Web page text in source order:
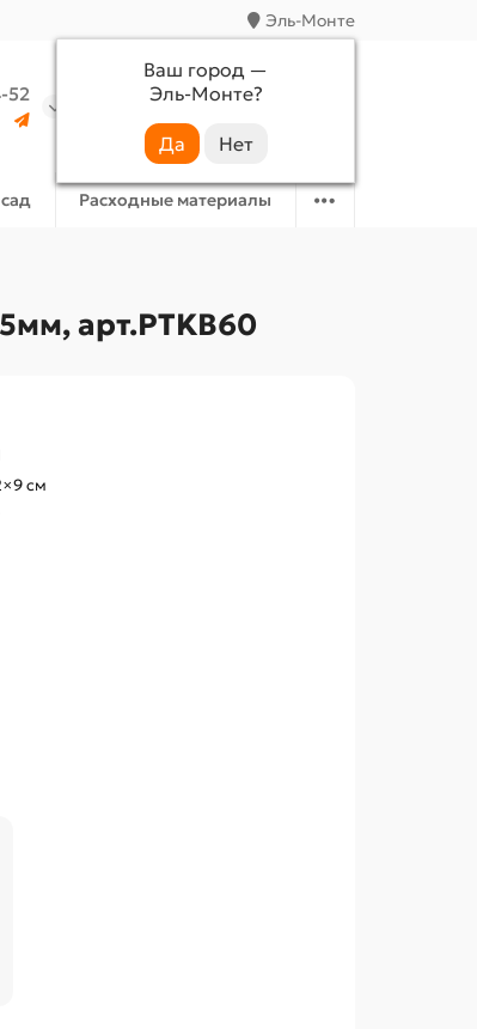
Эль-Монте
Ваш город —
Эль-Монте?
52
Аккаунт Избранное
Расходные материалы
арт.PTKB60
см